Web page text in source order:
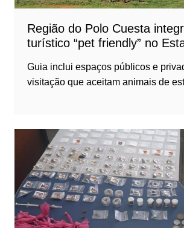
Região do Polo Cuesta
turístico “pet friendly” no
Guia inclui espaços públicos e
visitação que aceitam animais de